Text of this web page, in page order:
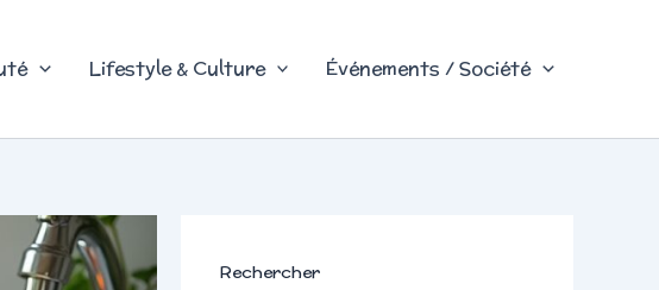
Lifestyle & Culture Événements / Société
Rechercher